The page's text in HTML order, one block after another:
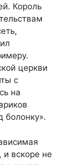
Король
церкви
с
на
болонку».
и вскоре не